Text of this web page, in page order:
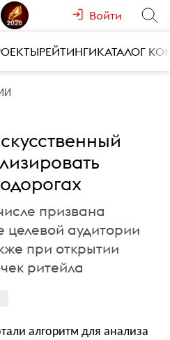
Войти
РЕЙТИНГИКАТАЛОГ
призвана
целевой аудитории
при открытии
ритейла
алгоритм для анализа